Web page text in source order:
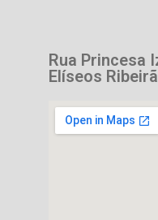
Rua Princesa
Elíseos